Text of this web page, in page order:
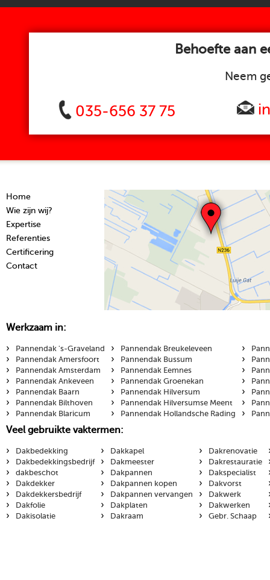
Behoefte aan
Neem
035-656 37 75
Home
Wie zijn wij?
Expertise
Referenties
Certificering
Contact
Werkzaam in:
›
Pannendak 's-Graveland
› Pannendak Amersfoort
› Pannendak Amsterdam
› Pannendak Ankeveen
› Pannendak Baarn
› Pannendak Bilthoven
› Pannendak Blaricum
› Pannendak Breukeleveen
› Pannendak Bussum
› Pannendak Eemnes
› Pannendak Groenekan
› Pannendak Hilversum
› Pannendak Hilversumse Meent
› Pannendak Hollandsche Rading
›
›
›
›
›
›
›
Veel gebruikte vaktermen:
›
Dakbedekking
› Dakbedekkingsbedrijf
› dakbeschot
› Dakdekker
› Dakdekkersbedrijf
› Dakfolie
› Dakisolatie
› Dakkapel
› Dakmeester
› Dakpannen
› Dakpannen kopen
› Dakpannen vervangen
› Dakplaten
› Dakraam
› Dakrenovatie
› Dakrestauratie
› Dakspecialist
› Dakvorst
› Dakwerk
› Dakwerken
› Gebr. Schaap